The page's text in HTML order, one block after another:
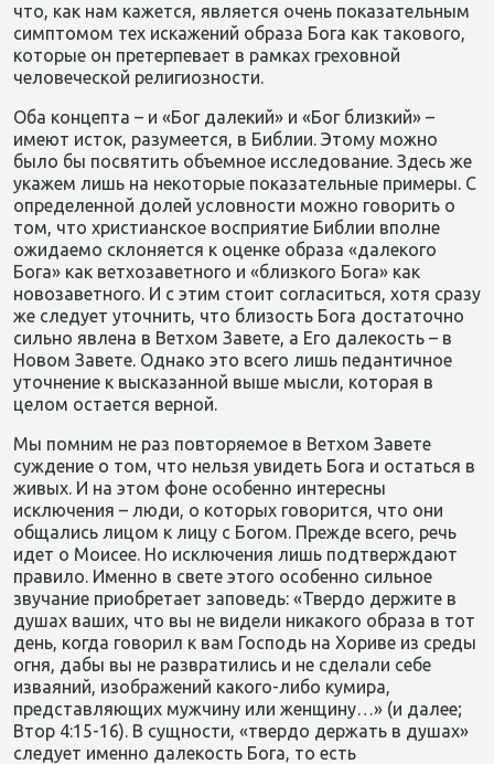
что, как нам кажется, является очень показательным
симптомом тех искажений образа Бога как такового,
которые он претерпевает в рамках греховной
человеческой религиозности.
Оба концепта – и «Бог далекий» и «Бог близкий» –
имеют исток, разумеется, в Библии. Этому можно
было бы посвятить объемное исследование. Здесь же
укажем лишь на некоторые показательные примеры. С
определенной долей условности можно говорить о
том, что христианское восприятие Библии вполне
ожидаемо склоняется к оценке образа «далекого
Бога» как ветхозаветного и «близкого Бога» как
новозаветного. И с этим стоит согласиться, хотя сразу
же следует уточнить, что близость Бога достаточно
сильно явлена в Ветхом Завете, а Его далекость – в
Новом Завете. Однако это всего лишь педантичное
уточнение к высказанной выше мысли, которая в
целом остается верной.
Мы помним не раз повторяемое в Ветхом Завете
суждение о том, что нельзя увидеть Бога и остаться в
живых. И на этом фоне особенно интересны
исключения – люди, о которых говорится, что они
общались лицом к лицу с Богом. Прежде всего, речь
идет о Моисее. Но исключения лишь подтверждают
правило. Именно в свете этого особенно сильное
звучание приобретает заповедь: «Твердо держите в
душах ваших, что вы не видели никакого образа в тот
день, когда говорил к вам Господь на Хориве из среды
огня, дабы вы не развратились и не сделали себе
изваяний, изображений какого-либо кумира,
представляющих мужчину или женщину…» (и далее;
Втор 4:15-16). В сущности, «твердо держать в душах»
следует именно далекость Бога, то есть